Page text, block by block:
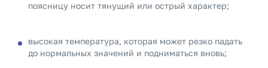
поясницу носит тянущий или острый характер;
высокая температура, которая может резко падать
до нормальных значений и подниматься вновь;